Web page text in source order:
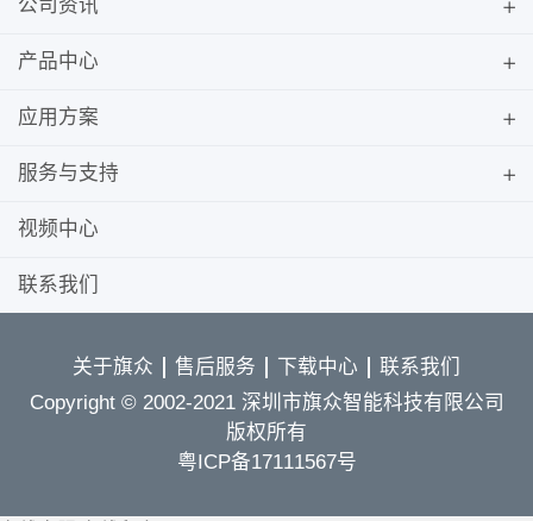
公司资讯
产品中心
应用方案
服务与支持
视频中心
联系我们
关于旗众 售后服务 下载中心
联系我们
Copyright © 2002-2021 深圳市旗众智能科技有限公司
版权所有
粤ICP备17111567号